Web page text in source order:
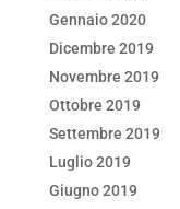
Gennaio 2020
Dicembre 2019
Novembre 2019
Ottobre 2019
Settembre 2019
Luglio 2019
Giugno 2019